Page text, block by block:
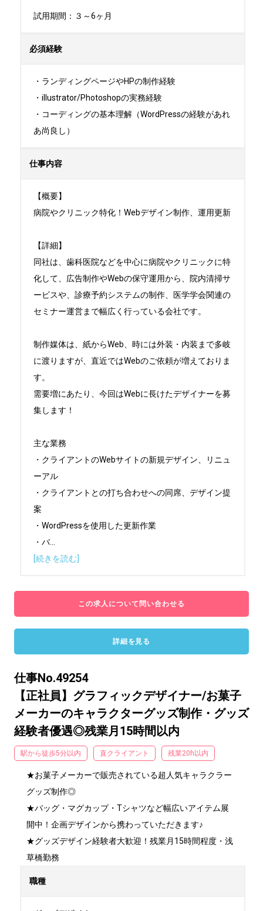
試用期間：３～6ヶ月
必須経験
・ランディングページやHPの制作経験
・illustrator/Photoshopの実務経験
・コーディングの基本理解（WordPressの経験があれ
あ尚良し）
仕事内容
【概要】
病院やクリニック特化！Webデザイン制作、運用更新
【詳細】
同社は、歯科医院などを中心に病院やクリニックに特
化して、広告制作やWebの保守運用から、院内清掃サ
ービスや、診療予約システムの制作、医学学会関連の
セミナー運営まで幅広く行っている会社です。
制作媒体は、紙からWeb、時には外装・内装まで多岐
に渡りますが、直近ではWebのご依頼が増えておりま
す。
需要増にあたり、今回はWebに長けたデザイナーを募
集します！
主な業務
・クライアントのWebサイトの新規デザイン、リニュ
ーアル
・クライアントとの打ち合わせへの同席、デザイン提
案
・WordPressを使用した更新作業
・バ...
[続きを読む]
この求人について問い合わせる
詳細を見る
仕事No.49254
【正社員】グラフィックデザイナー/お菓子
メーカーのキャラクターグッズ制作・グッズ
経験者優遇◎残業月15時間以内
駅から徒歩5分以内 直クライアント 残業20h以内
★お菓子メーカーで販売されている超人気キャラクラー
グッズ制作◎
★バッグ・マグカップ・Tシャツなど幅広いアイテム展
開中！企画デザインから携わっていただきます♪
★グッズデザイン経験者大歓迎！残業月15時間程度・浅
草橋勤務
職種